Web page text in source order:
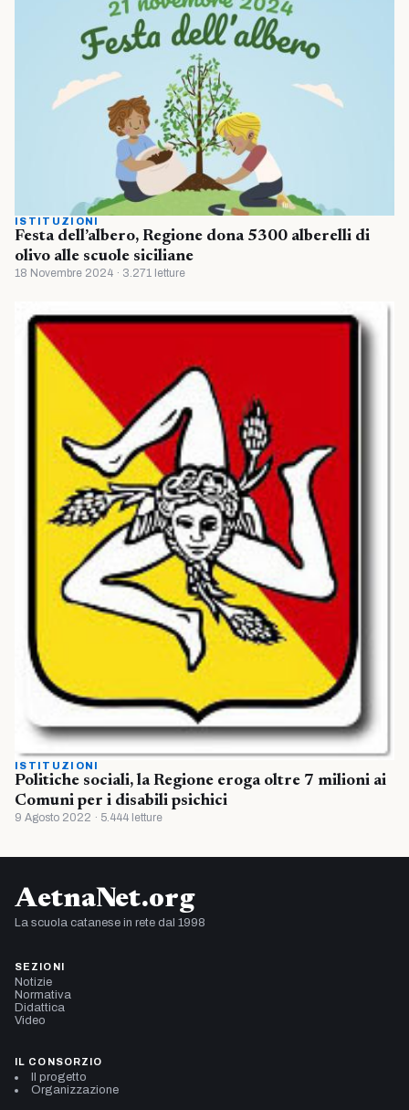
ISTITUZIONI
Festa dell’albero, Regione dona 5300 alberelli di
olivo alle scuole siciliane
18 Novembre 2024 · 3.271 letture
ISTITUZIONI
Politiche sociali, la Regione eroga oltre 7 milioni ai
Comuni per i disabili psichici
9 Agosto 2022 · 5.444 letture
AetnaNet.org
La scuola catanese in rete dal 1998
SEZIONI
Notizie
Normativa
Didattica
Video
IL CONSORZIO
Il progetto
Organizzazione